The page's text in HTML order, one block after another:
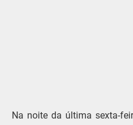
Na noite da última sexta-